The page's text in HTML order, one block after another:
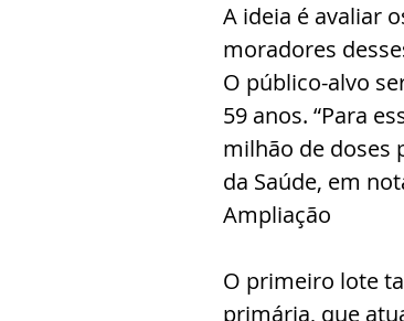
A ideia é avaliar
moradores
O público-alvo
59 anos. “Para
milhão de doses
da Saúde, em
Ampliação
O primeiro lote
primária, que